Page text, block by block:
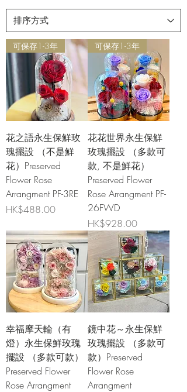
可保存1-3年
花之語永生保鮮玫
瑰擺設 （不是鮮
花）Preserved
Flower Rose
Arrangment PF-3RE
價格
HK$488.00
可保存1-3年
花花世界永生保鮮
玫瑰擺設 （多款可
款, 不是鮮花）
Preserved Flower
Rose Arrangment PF-
26FWD
價格
HK$928.00
幸福摩天輪（有
燈）永生保鮮玫瑰
擺設 （多款可款）
Preserved Flower
Rose Arrangment
鏡中花～永生保鮮
玫瑰擺設 （多款可
款）Preserved
Flower Rose
Arrangment